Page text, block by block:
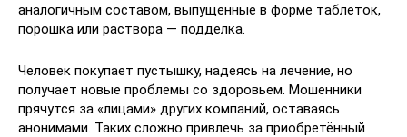
аналогичным составом, выпущенные в форме таблеток,
порошка или раствора — подделка.
Человек покупает пустышку, надеясь на лечение, но
получает новые проблемы со здоровьем. Мошенники
прячутся за «лицами» других компаний, оставаясь
анонимами. Таких сложно привлечь за приобретённый